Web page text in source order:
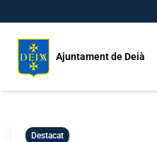
Ajuntament de Deià
Destacat